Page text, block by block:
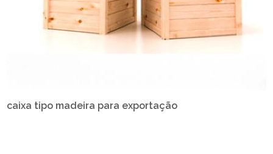
caixa tipo madeira para exportação